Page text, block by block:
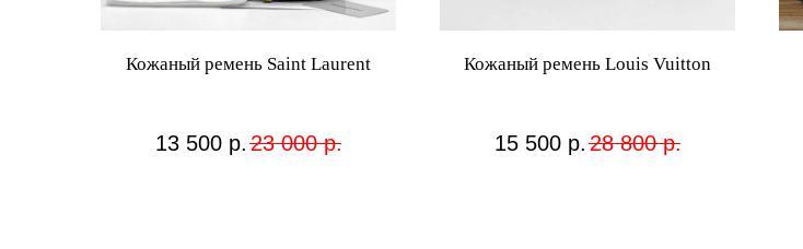
Кожаный ремень Saint Laurent
13 500 р. 23 000 р.
Кожаный ремень Louis Vuitton
15 500 р. 28 800 р.